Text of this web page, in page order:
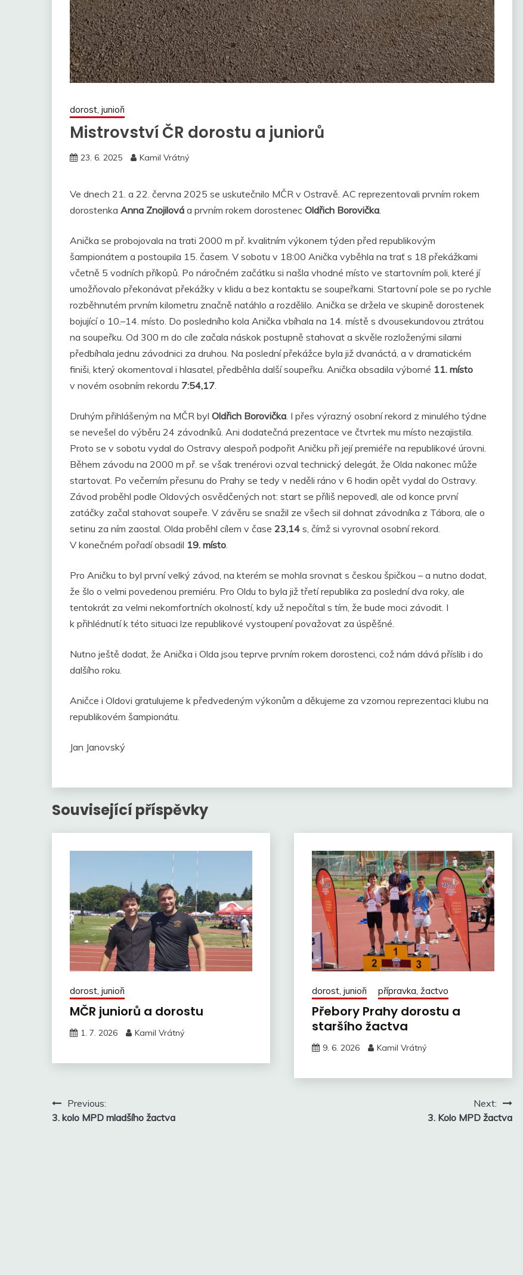
dorost, junioři
Mistrovství ČR dorostu a juniorů
23. 6. 2025 Kamil Vrátný
Ve dnech 21. a 22. června 2025 se uskutečnilo MČR v Ostravě. AC reprezentovali prvním rokem
dorostenka Anna Znojilová a prvním rokem dorostenec Oldřich Borovička.
Anička se probojovala na trati 2000 m př. kvalitním výkonem týden před republikovým
šampionátem a postoupila 15. časem. V sobotu v 18:00 Anička vyběhla na trať s 18 překážkami
včetně 5 vodních příkopů. Po náročném začátku si našla vhodné místo ve startovním poli, které jí
umožňovalo překonávat překážky v klidu a bez kontaktu se soupeřkami. Startovní pole se po rychle
rozběhnutém prvním kilometru značně natáhlo a rozdělilo. Anička se držela ve skupině dorostenek
bojující o 10.–14. místo. Do posledního kola Anička vbíhala na 14. místě s dvousekundovou ztrátou
na soupeřku. Od 300 m do cíle začala náskok postupně stahovat a skvěle rozloženými silami
předbíhala jednu závodnici za druhou. Na poslední překážce byla již dvanáctá, a v dramatickém
finiši, který okomentoval i hlasatel, předběhla další soupeřku. Anička obsadila výborné 11. místo
v novém osobním rekordu 7:54,17.
Druhým přihlášeným na MČR byl Oldřich Borovička. I přes výrazný osobní rekord z minulého týdne
se nevešel do výběru 24 závodníků. Ani dodatečná prezentace ve čtvrtek mu místo nezajistila.
Proto se v sobotu vydal do Ostravy alespoň podpořit Aničku při její premiéře na republikové úrovni.
Během závodu na 2000 m př. se však trenérovi ozval technický delegát, že Olda nakonec může
startovat. Po večerním přesunu do Prahy se tedy v neděli ráno v 6 hodin opět vydal do Ostravy.
Závod proběhl podle Oldových osvědčených not: start se příliš nepovedl, ale od konce první
zatáčky začal stahovat soupeře. V závěru se snažil ze všech sil dohnat závodníka z Tábora, ale o
setinu za ním zaostal. Olda proběhl cílem v čase 23,14 s, čímž si vyrovnal osobní rekord.
V konečném pořadí obsadil 19. místo.
Pro Aničku to byl první velký závod, na kterém se mohla srovnat s českou špičkou – a nutno dodat,
že šlo o velmi povedenou premiéru. Pro Oldu to byla již třetí republika za poslední dva roky, ale
tentokrát za velmi nekomfortních okolností, kdy už nepočítal s tím, že bude moci závodit. I
k přihlédnutí k této situaci lze republikové vystoupení považovat za úspěšné.
Nutno ještě dodat, že Anička i Olda jsou teprve prvním rokem dorostenci, což nám dává příslib i do
dalšího roku.
Aničce i Oldovi gratulujeme k předvedeným výkonům a děkujeme za vzornou reprezentaci klubu na
republikovém šampionátu.
Jan Janovský
Související příspěvky
dorost, junioři
MČR juniorů a dorostu
1. 7. 2026 Kamil Vrátný
dorost, junioři přípravka, žactvo
Přebory Prahy dorostu a
staršího žactva
9. 6. 2026 Kamil Vrátný
Navigace
pro
Previous:
3. kolo MPD mladšího žactva
Next:
3. Kolo MPD žactva